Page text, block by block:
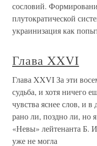
сословий.
плутократической
украинизация как
Глава XXVI
Глава XXVI За эти
судьба, и хотя ничего
чувства яснее слов, и
рано ли, поздно ли, но
«Невы» лейтенанта Б.
уже не могла